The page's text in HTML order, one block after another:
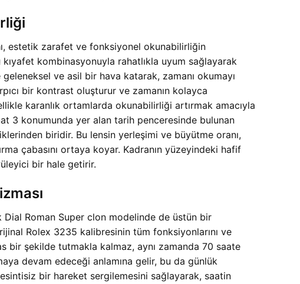
estetik zarafet ve fonksiyonel okunabilirliğin
kombinasyonuyla rahatlıkla uyum sağlayarak
ve asil bir hava katarak, zamanı okumayı
bir kontrast oluşturur ve zamanın kolayca
karanlık ortamlarda okunabilirliği artırmak amacıyla
3 konumunda yer alan tarih penceresinde bulunan
biridir. Bu lensin yerleşimi ve büyütme oranı,
çabasını ortaya koyar. Kadranın yüzeyindeki hafif
bir hale getirir.
Roman Super clon modelinde de üstün bir
Rolex 3235 kalibresinin tüm fonksiyonlarını ve
bir şekilde tutmakla kalmaz, aynı zamanda 70 saate
devam edeceği anlamına gelir, bu da günlük
bir hareket sergilemesini sağlayarak, saatin